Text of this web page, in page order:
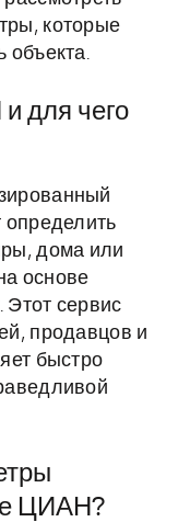
которые
объекта.
для чего
определить
дома или
основе
сервис
продавцов и
быстро
ЦИАН?